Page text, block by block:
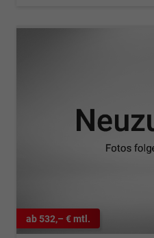
ab 532,– € mtl.